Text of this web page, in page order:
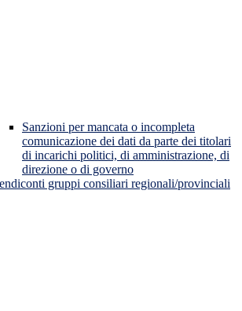
Sanzioni per mancata o incompleta
comunicazione dei dati da parte dei titolari
di incarichi politici, di amministrazione, di
direzione o di governo
gruppi consiliari regionali/provinciali